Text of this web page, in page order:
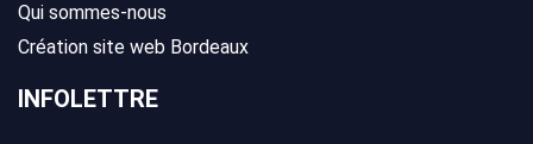
Qui sommes-nous
Création site web Bordeaux
INFOLETTRE